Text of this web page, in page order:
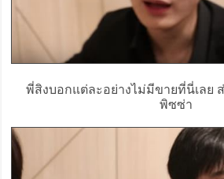
พี่สิงบอกแต่ละอย่างไม่มีขายที่นี่เลย
พิซซ่า